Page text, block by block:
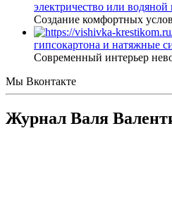
электричество или водяной
Создание комфортных
гипсокартона и натяжные
Современный интерьер
Мы Вконтакте
Журнал Валя